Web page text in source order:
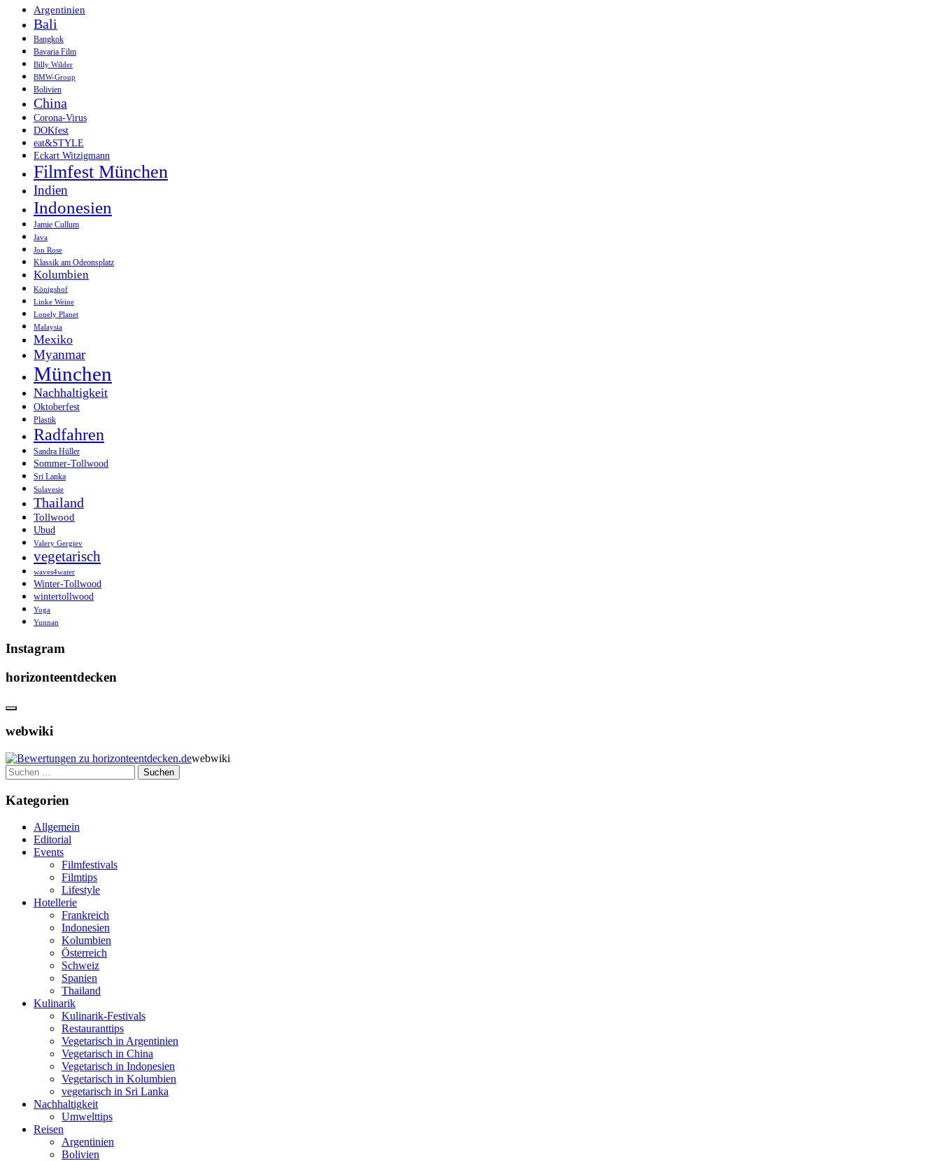
Argentinien
Bali
Bangkok
Bavaria Film
Billy Wilder
BMW-Group
Bolivien
China
Corona-Virus
DOKfest
eat&STYLE
Eckart Witzigmann
Filmfest München
Indien
Indonesien
Jamie Cullum
Java
Jon Rose
Klassik am Odeonsplatz
Kolumbien
Königshof
Linke Weine
Lonely Planet
Malaysia
Mexiko
Myanmar
München
Nachhaltigkeit
Oktoberfest
Plastik
Radfahren
Sandra Hüller
Sommer-Tollwood
Sri Lanka
Sulavesie
Thailand
Tollwood
Ubud
Valery Gergiev
vegetarisch
waves4water
Winter-Tollwood
wintertollwood
Yoga
Yunnan
Instagram
horizonteentdecken
webwiki
webwiki
Suchen
nach:
Kategorien
Allgemein
Editorial
Events
Filmfestivals
Filmtips
Lifestyle
Hotellerie
Frankreich
Indonesien
Kolumbien
Österreich
Schweiz
Spanien
Thailand
Kulinarik
Kulinarik-Festivals
Restauranttips
Vegetarisch in Argentinien
Vegetarisch in China
Vegetarisch in Indonesien
Vegetarisch in Kolumbien
vegetarisch in Sri Lanka
Nachhaltigkeit
Umwelttips
Reisen
Argentinien
Bolivien